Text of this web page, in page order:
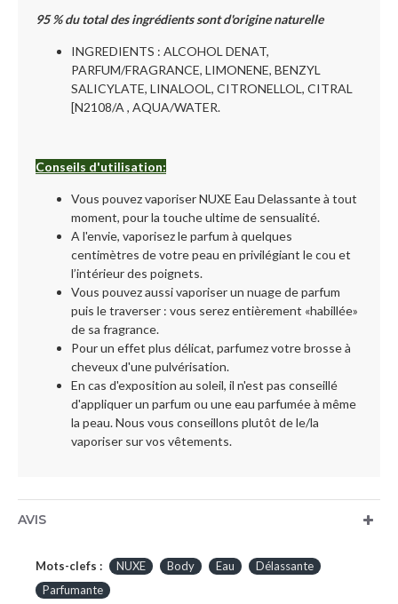
95 % du total des ingrédients sont d'origine naturelle
INGREDIENTS : ALCOHOL DENAT,
PARFUM/FRAGRANCE, LIMONENE, BENZYL
SALICYLATE, LINALOOL, CITRONELLOL, CITRAL
[N2108/A , AQUA/WATER.
Conseils d'utilisation:
Vous pouvez vaporiser NUXE Eau Delassante à tout
moment, pour la touche ultime de sensualité.
A l'envie, vaporisez le parfum à quelques
centimètres de votre peau en privilégiant le cou et
l’intérieur des poignets.
Vous pouvez aussi vaporiser un nuage de parfum
puis le traverser : vous serez entièrement «habillée»
de sa fragrance.
Pour un effet plus délicat, parfumez votre brosse à
cheveux d'une pulvérisation.
En cas d'exposition au soleil, il n'est pas conseillé
d'appliquer un parfum ou une eau parfumée à même
la peau. Nous vous conseillons plutôt de le/la
vaporiser sur vos vêtements.
AVIS
Mots-clefs : NUXE Body Eau
Délassante
Parfumante